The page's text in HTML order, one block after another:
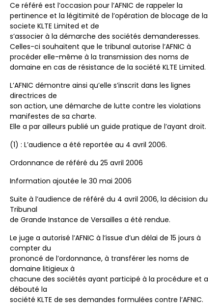
Ce référé est l’occasion pour l’AFNIC de rappeler la
pertinence et la légitimité de l’opération de blocage de la
societe KLTE Limited et de
s’associer à la démarche des sociétés demanderesses.
Celles-ci souhaitent que le tribunal autorise l’AFNIC à
procéder elle-même à la transmission des noms de
domaine en cas de résistance de la société KLTE Limited.
L’AFNIC démontre ainsi qu’elle s’inscrit dans les lignes
directrices de
son action, une démarche de lutte contre les violations
manifestes de sa charte.
Elle a par ailleurs publié un guide pratique de l’ayant droit.
(1) : L’audience a été reportée au 4 avril 2006.
Ordonnance de référé du 25 avril 2006
Information ajoutée le 30 mai 2006
Suite à l’audience de référé du 4 avril 2006, la décision du
Tribunal
de Grande Instance de Versailles a été rendue.
Le juge a autorisé l’AFNIC à l’issue d’un délai de 15 jours à
compter du
prononcé de l’ordonnance, à transférer les noms de
domaine litigieux à
chacune des sociétés ayant participé à la procédure et a
débouté la
société KLTE de ses demandes formulées contre l’AFNIC.